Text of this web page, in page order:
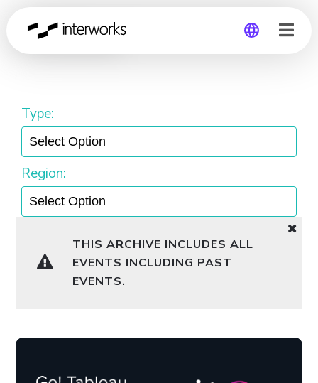
Workshop
Type:
Region:
THIS ARCHIVE INCLUDES ALL
EVENTS INCLUDING PAST
EVENTS.